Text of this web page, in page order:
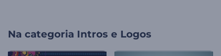
Na categoria Intros e Logos